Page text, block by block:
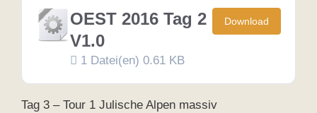
OEST 2016 Tag 2
V1.0
1 Datei(en) 0.61 KB
Download
Tag 3 – Tour 1 Julische Alpen massiv